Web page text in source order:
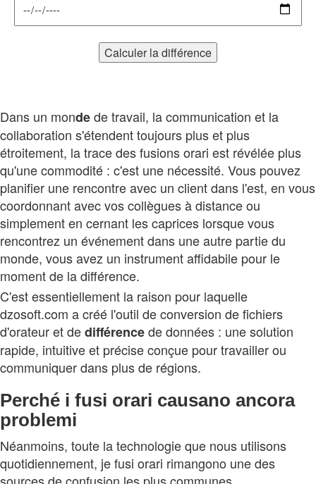
Calculer la différence
Dans un mondede travail, la communication et la
collaboration s'étendent toujours plus et plus
étroitement, la trace des fusions orari est révélée plus
qu'une commodité : c'est une nécessité. Vous pouvez
planifier une rencontre avec un client dans l'est, en vous
coordonnant avec vos collègues à distance ou
simplement en cernant les caprices lorsque vous
rencontrez un événement dans une autre partie du
monde, vous avez un instrument affidabile pour le
moment de la différence.
C'est essentiellement la raison pour laquelle
dzosoft.com a créé l'outil de conversion de fichiers
d'orateur et dedifférencede données : une solution
rapide, intuitive et précise conçue pour travailler ou
communiquer dans plus de régions.
Perché i fusi orari causano ancora
problemi
Néanmoins, toute la technologie que nous utilisons
quotidiennement, je fusi orari rimangono une des
sources de confusion les plus communes.